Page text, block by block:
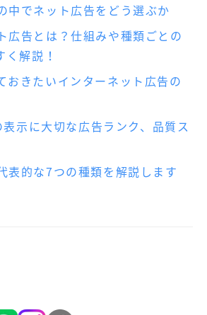
中でネット広告をどう選ぶか
広告とは？仕組みや種類ごとの
解説！
おきたいインターネット広告の
示に大切な広告ランク、品質ス
表的な7つの種類を解説します